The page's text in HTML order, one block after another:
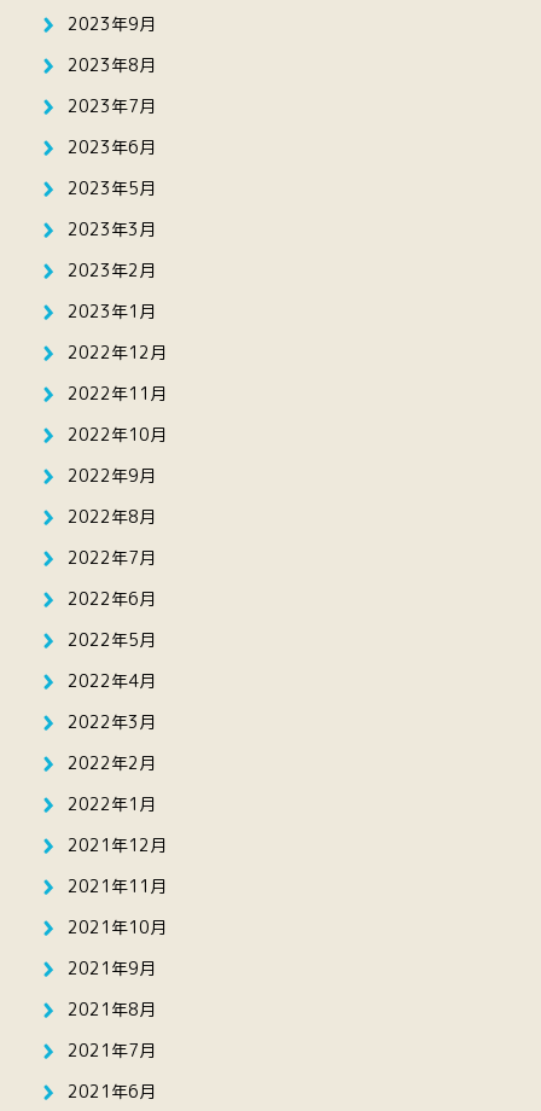
2023年9月
2023年8月
2023年7月
2023年6月
2023年5月
2023年3月
2023年2月
2023年1月
2022年12月
2022年11月
2022年10月
2022年9月
2022年8月
2022年7月
2022年6月
2022年5月
2022年4月
2022年3月
2022年2月
2022年1月
2021年12月
2021年11月
2021年10月
2021年9月
2021年8月
2021年7月
2021年6月